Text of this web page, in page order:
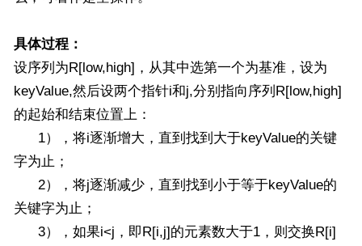
具体过程：
设序列为R[low,high]，从其中选第一个为基准，设为
keyValue,然后设两个指针i和j,分别指向序列R[low,high]
的起始和结束位置上：
1），将i逐渐增大，直到找到大于keyValue的关键
字为止；
2），将j逐渐减少，直到找到小于等于keyValue的
关键字为止；
3），如果i<j，即R[i,j]的元素数大于1，则交换R[i]